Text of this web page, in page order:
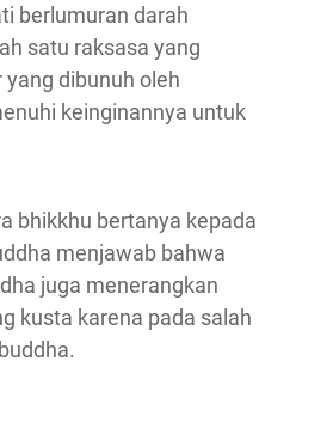
berlumuran darah
satu raksasa yang
dibunuh oleh
keinginannya untuk
bhikkhu bertanya kepada
menjawab bahwa
juga menerangkan
kusta karena pada salah